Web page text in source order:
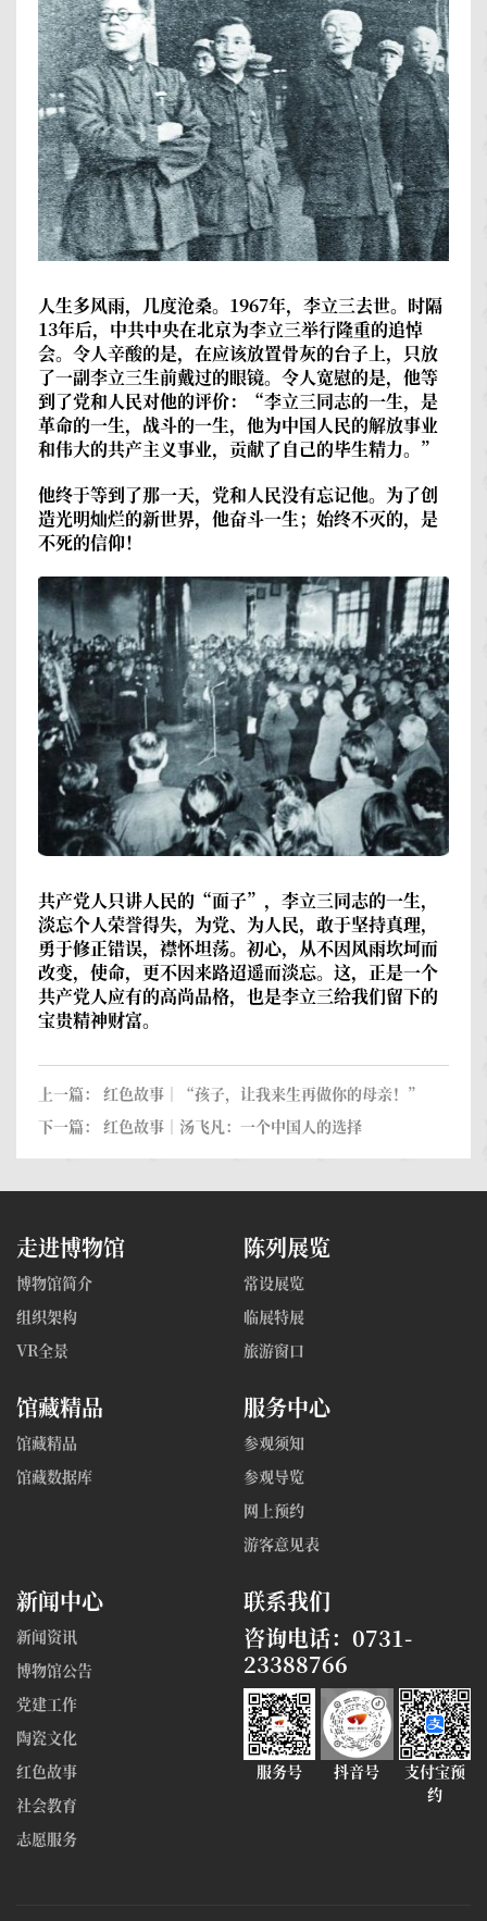
人生多风雨，几度沧桑。1967年，李立三去世。时隔
13年后，中共中央在北京为李立三举行隆重的追悼
会。令人辛酸的是，在应该放置骨灰的台子上，只放
了一副李立三生前戴过的眼镜。令人宽慰的是，他等
到了党和人民对他的评价：“李立三同志的一生，是
革命的一生，战斗的一生，他为中国人民的解放事业
和伟大的共产主义事业，贡献了自己的毕生精力。”
他终于等到了那一天，党和人民没有忘记他。为了创
造光明灿烂的新世界，他奋斗一生；始终不灭的，是
不死的信仰！
共产党人只讲人民的“面子”，李立三同志的一生，
淡忘个人荣誉得失，为党、为人民，敢于坚持真理，
勇于修正错误，襟怀坦荡。初心，从不因风雨坎坷而
改变，使命，更不因来路迢遥而淡忘。这，正是一个
共产党人应有的高尚品格，也是李立三给我们留下的
宝贵精神财富。
上一篇： 红色故事｜“孩子，让我来生再做你的母亲！”
下一篇： 红色故事｜汤飞凡：一个中国人的选择
走进博物馆
博物馆简介
组织架构
VR全景
陈列展览
常设展览
临展特展
旅游窗口
馆藏精品
馆藏精品
馆藏数据库
服务中心
参观须知
参观导览
网上预约
游客意见表
新闻中心
新闻资讯
博物馆公告
党建工作
陶瓷文化
红色故事
社会教育
志愿服务
联系我们
咨询电话：0731-
23388766
服务号 抖音号
支付宝预
约